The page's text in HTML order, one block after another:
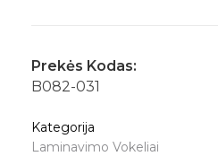
Prekės Kodas:
B082-031
Kategorija
Laminavimo Vokeliai